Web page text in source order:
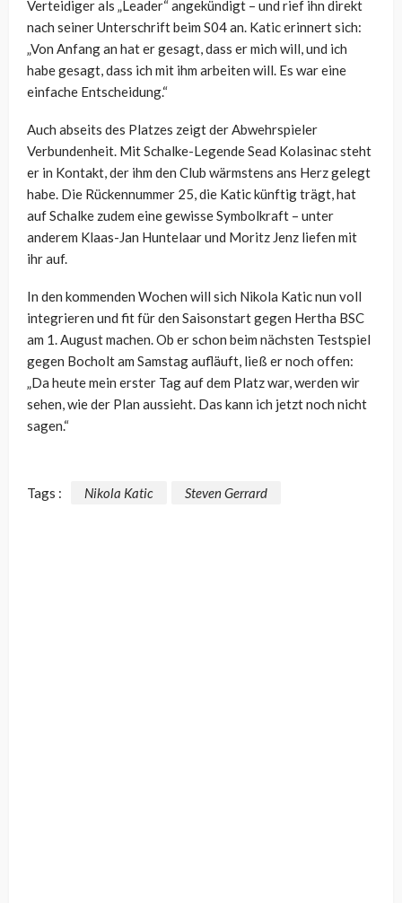
Verteidiger als „Leader“ angekündigt – und rief ihn direkt
nach seiner Unterschrift beim S04 an. Katic erinnert sich:
„Von Anfang an hat er gesagt, dass er mich will, und ich
habe gesagt, dass ich mit ihm arbeiten will. Es war eine
einfache Entscheidung.“
Auch abseits des Platzes zeigt der Abwehrspieler
Verbundenheit. Mit Schalke-Legende Sead Kolasinac steht
er in Kontakt, der ihm den Club wärmstens ans Herz gelegt
habe. Die Rückennummer 25, die Katic künftig trägt, hat
auf Schalke zudem eine gewisse Symbolkraft – unter
anderem Klaas-Jan Huntelaar und Moritz Jenz liefen mit
ihr auf.
In den kommenden Wochen will sich Nikola Katic nun voll
integrieren und fit für den Saisonstart gegen Hertha BSC
am 1. August machen. Ob er schon beim nächsten Testspiel
gegen Bocholt am Samstag aufläuft, ließ er noch offen:
„Da heute mein erster Tag auf dem Platz war, werden wir
sehen, wie der Plan aussieht. Das kann ich jetzt noch nicht
sagen.“
Tags : Nikola Katic Steven Gerrard